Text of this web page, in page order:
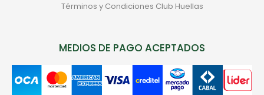
Términos y Condiciones Club Huellas
MEDIOS DE PAGO ACEPTADOS